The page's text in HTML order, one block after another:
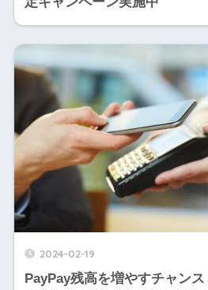
2024-02-19
PayPay残高を増やすチャン